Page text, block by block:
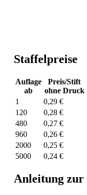
Staffelpreise
Auflage
ab
Preis/Stift
ohne Druck
1
0,29 €
120
0,28 €
480
0,27 €
960
0,26 €
2000
0,25 €
5000
0,24 €
Anleitung zur